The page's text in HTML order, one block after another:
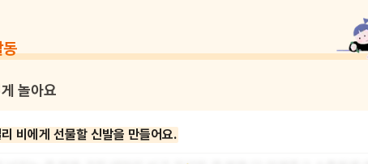
놀아요
비에게 선물할 신발을 만들어요.